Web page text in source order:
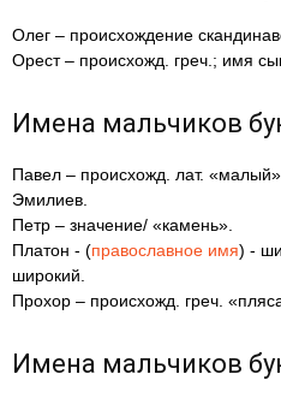
Олег – происхождение
Орест – происхожд. греч.; имя
Имена мальчиков
Павел – происхожд. лат.
Эмилиев.
Петр – значение/ «камень».
Платон - (православное имя) -
широкий.
Прохор – происхожд. греч.
Имена мальчиков